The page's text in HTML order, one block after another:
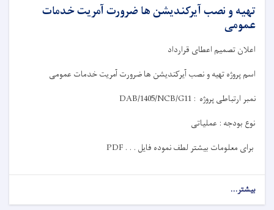
تهیه و نصب آیرکندیشن ها ضرورت آمریت خدمات
عمومی
اعلانتصمیم اعطای قرارداد
اسم پروژهتهیه و نصب آیرکندیشن ها ضرورت آمریت خدمات عمومی
نمبر ارتباطی پروژه :
DAB/1405/NCB/G11
نوع بودجه : عملیاتی
برای معلومات بیشتر لطف نموده فایل PDF . . .
بیشتر...